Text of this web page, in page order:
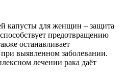
капусты для женщин – защита
предотвращению
останавливает
при выявленном заболевании.
лечении рака даёт